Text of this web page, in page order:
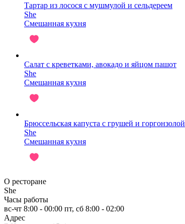
Тартар из лосося с мушмулой и сельдереем
She
Смешанная кухня
Салат с креветками, авокадо и яйцом пашот
She
Смешанная кухня
Брюссельская капуста с грушей и горгонзолой
She
Смешанная кухня
О ресторане
She
Часы работы
вс-чт 8:00 - 00:00 пт, сб 8:00 - 02:00
Адрес